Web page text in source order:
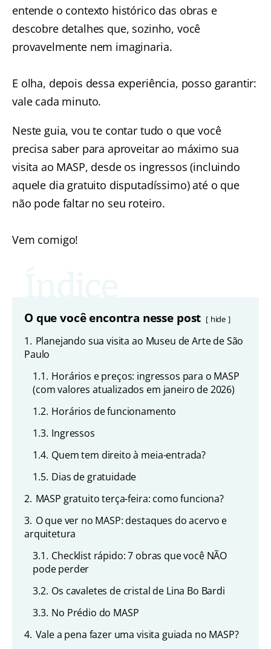
entende o contexto histórico das obras e
descobre detalhes que, sozinho, você
provavelmente nem imaginaria.
E olha, depois dessa experiência, posso garantir:
vale cada minuto.
Neste guia, vou te contar tudo o que você
precisa saber para aproveitar ao máximo sua
visita ao MASP, desde os ingressos (incluindo
aquele dia gratuito disputadíssimo) até o que
não pode faltar no seu roteiro.
Vem comigo!
O que você encontra nesse post hide
1. Planejando sua visita ao Museu de Arte de São
Paulo
1.1. Horários e preços: ingressos para o MASP
(com valores atualizados em janeiro de 2026)
1.2. Horários de funcionamento
1.3. Ingressos
1.4. Quem tem direito à meia-entrada?
1.5. Dias de gratuidade
2. MASP gratuito terça-feira: como funciona?
3. O que ver no MASP: destaques do acervo e
arquitetura
3.1. Checklist rápido: 7 obras que você NÃO
pode perder
3.2. Os cavaletes de cristal de Lina Bo Bardi
3.3. No Prédio do MASP
4. Vale a pena fazer uma visita guiada no MASP?